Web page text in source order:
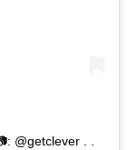
@getclever . .